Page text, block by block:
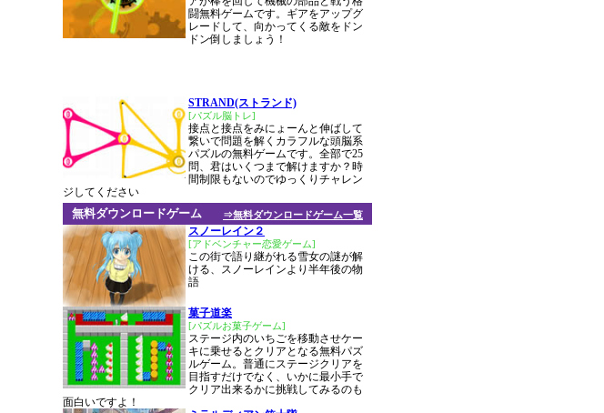
闘無料ゲームです。ギアをアップグ
レードして、向かってくる敵をドン
ドン倒しましょう！
STRAND(ストランド)
[パズル脳トレ]
接点と接点をみにょーんと伸ばして
繋いで問題を解くカラフルな頭脳系
パズルの無料ゲームです。全部で25
問、君はいくつまで解けますか？時
間制限もないのでゆっくりチャレン
ジしてください
⇒無料ダウンロードゲーム一覧
無料ダウンロードゲーム
スノーレイン２
[アドベンチャー恋愛ゲーム]
この街で語り継がれる雪女の謎が解
ける、スノーレインより半年後の物
語
菓子道楽
[パズルお菓子ゲーム]
ステージ内のいちごを移動させケー
キに乗せるとクリアとなる無料パズ
ルゲーム。普通にステージクリアを
目指すだけでなく、いかに最小手で
クリア出来るかに挑戦してみるのも
面白いですよ！